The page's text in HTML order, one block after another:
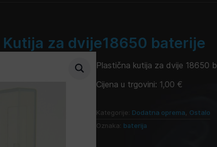
Kutija za dvije18650 baterije
Plastična kutija za dvije 18650
Cijena u trgovini: 1,00 €
Kategorije: Dodatna oprema, Ostalo
Oznaka: baterija